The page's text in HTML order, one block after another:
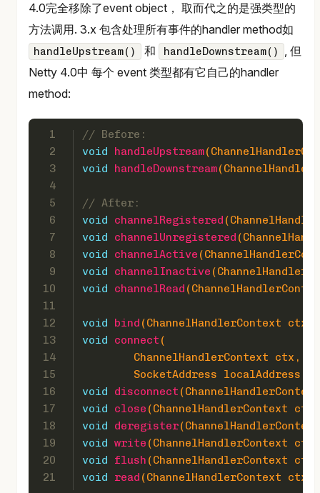
4.0完全移除了event object， 取而代之的是强类型的
方法调用. 3.x 包含处理所有事件的handler method如
handleUpstream() 和 handleDownstream()
, 但
Netty 4.0中 每个 event 类型都有它自己的handler
method:
1
2
3
4
5
6
7
8
9
10
11
12
13
14
15
16
17
18
19
20
21
// Before:
void
handleUpstream
void
handleDownstream
// After:
void
channelRegistered
void
channelUnregistered
void
channelActive
void
channelInactive
void
channelRead
void bind (ChannelHandlerContext ctx,
void
connect (
ChannelHandlerContext ctx,
SocketAddress localAddress,
void
disconnect
void
close (ChannelHandlerContext
void
deregister
void write (ChannelHandlerContext
void
flush (ChannelHandlerContext ctx)
void
read (ChannelHandlerContext ctx)